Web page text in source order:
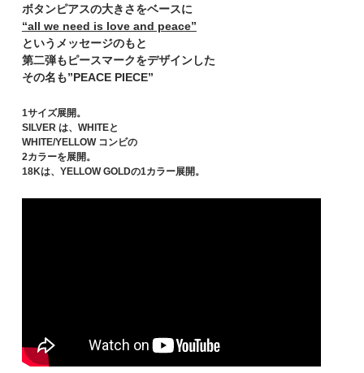
ボタンピアスの大きさをベースに
“all we need is love and peace”
というメッセージのもと
第二弾もピースマークをデザインした
その名も”PEACE PIECE”
1サイズ展開。
SILVER は、WHITEと
WHITE/YELLOW コンビの
2カラーを展開。
18Kは、YELLOW GOLDの1カラー展開。